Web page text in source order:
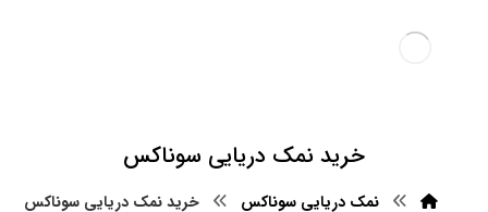
خرید نمک دریایی سوناکس
نمک دریایی سوناکس خرید نمک دریایی سوناکس